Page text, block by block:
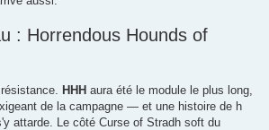
: Horrendous Hounds of
HHH aura été le module le plus long,
de la campagne — et une histoire de h
attarde. Le côté Curse of Stradh soft du